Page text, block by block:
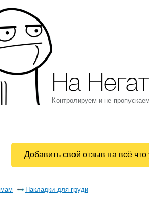
Накладки для груди
На
Контролируем и не
Добавить свой отзыв на всё что